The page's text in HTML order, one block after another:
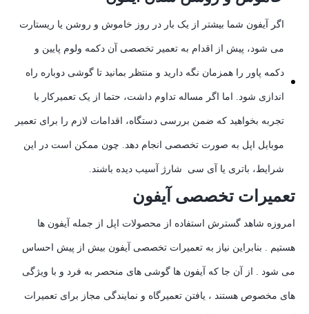
اگر آیفون شما بیشتر از یک بار در روز خاموش و روشن یا ریستارت
می شود، پیش از اقدام به تعمیر تخصصی آن دکمه ولوم پایین و
دکمه پاور را همزمان نگه دارید و منتظر بمانید تا گوشی دوباره راه
اندازی شود. اما اگر مساله تداوم داشت، حتما از یک تعمیرکار با
تجربه بخواهید که ضمن بررسی دستگاه، اقدامات لازم را برای تعمیر
موبایل اپل به صورت تخصصی انجام دهد. چون ممکن است در این
شرایط، باتری یا آی سی شارژ آسیب دیده باشند.
تعمیرات تخصصی آیفون
امروزه شاهد گسترش استفاده از محصولات اپل از جمله آیفون ها
هستیم . بنابراین نیاز به تعمیرات تخصصی آیفون بیش از پیش احساس
می شود . از آن جا که آیفون ها گوشی های منحصر به فرد و با ویژگی
های مخصوص هستند ، یافتن تعمیرگاه و نمایندگی مجاز برای تعمیرات